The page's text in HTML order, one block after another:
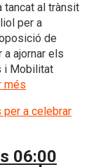
tancat al trànsit
per a
de
a ajornar els
i Mobilitat
més
06:00